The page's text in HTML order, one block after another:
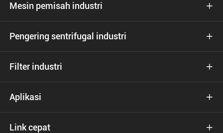
Mesin pemisah industri 
Pengering sentrifugal industri 
Filter industri 
Aplikasi 
Link cepat 